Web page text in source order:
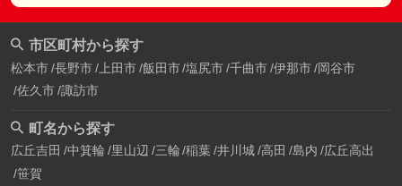
市区町村から探す
松本市 長野市 上田市 飯田市 塩尻市 千曲市 伊那市 岡谷市
佐久市 諏訪市
町名から探す
広丘吉田 中箕輪 里山辺 三輪 稲葉 井川城 高田 島内 広丘高出
笹賀